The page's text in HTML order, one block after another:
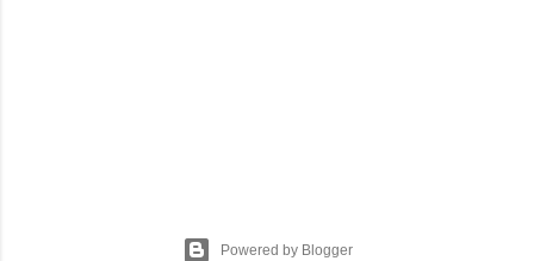
Powered by Blogger